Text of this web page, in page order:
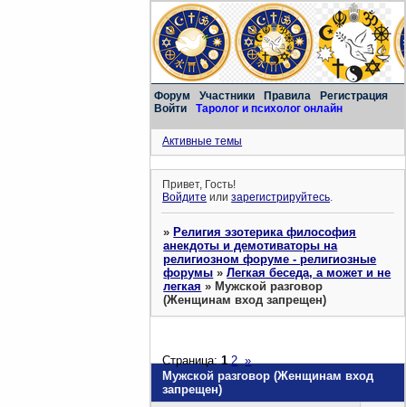
Форум Участники Правила
Регистрация
Войти
Таролог и психолог онлайн
Активные темы
Привет, Гость!
Войдите илизарегистрируйтесь.
»Религия эзотерика философия
анекдоты и демотиваторы на
религиозном форуме - религиозные
форумы »Легкая беседа, а может и не
легкая »Мужской разговор
(Женщинам вход запрещен)
Мужской разговор (Женщинам вход
запрещен)
Страница:1 2 »